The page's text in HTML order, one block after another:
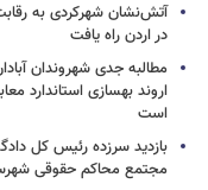
آتش‌نشان شهرکردی به
در اردن راه یافت
مطالبه جدی شهروندان
اروند بهسازی استاندارد
است
بازدید سرزده رئیس کل
مجتمع محاکم حقوقی